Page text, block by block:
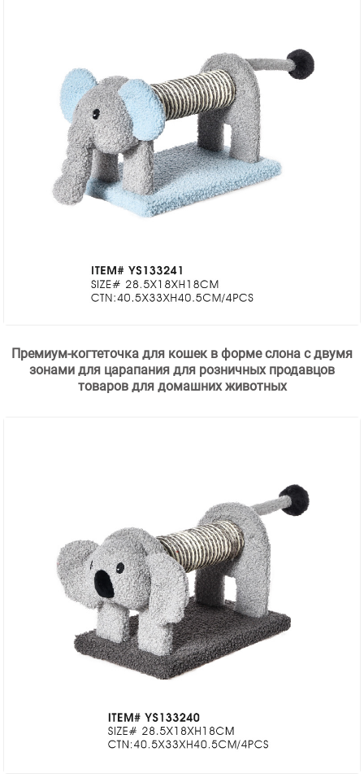
Премиум-когтеточка для кошек в форме слона с двумя
зонами для царапания для розничных продавцов
товаров для домашних животных